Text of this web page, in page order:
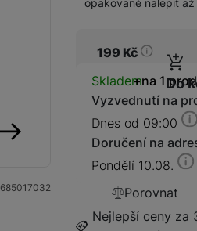
disky a SSD disky
199 Kč
Do
Sklademna 1
Vyzvednutí na
Dnes od 09:00
Doručení na
Pondělí 10.08.
Porovnat
Nejlepší ceny za